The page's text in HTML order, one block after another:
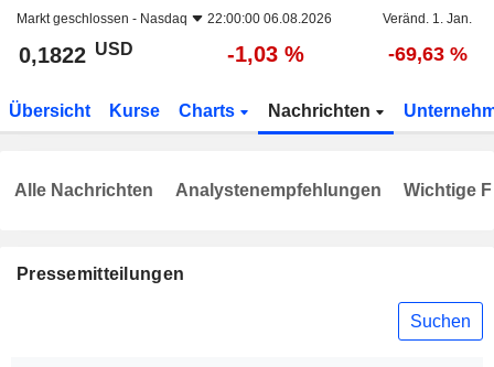
Markt geschlossen - Nasdaq 22:00:00 06.08.2026 Veränd. 1. Jan.
0,1822 USD -1,03 % -69,63 %
Übersicht Kurse Charts Nachrichten
Pressemitteilungen
Suchen
Alle Nachrichten Analystenempfehlungen Wichtige